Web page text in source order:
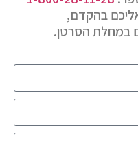
אליכם בהקדם,
במחלת הסרטן.